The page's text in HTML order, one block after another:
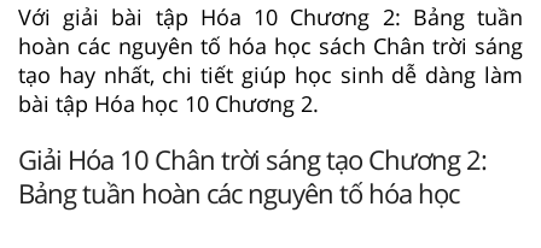
Với giải bài tập Hóa 10 Chương 2: Bảng tuần
hoàn các nguyên tố hóa học sách Chân trời sáng
tạo hay nhất, chi tiết giúp học sinh dễ dàng làm
bài tập Hóa học 10 Chương 2.
Giải Hóa 10 Chân trời sáng tạo Chương 2:
Bảng tuần hoàn các nguyên tố hóa học